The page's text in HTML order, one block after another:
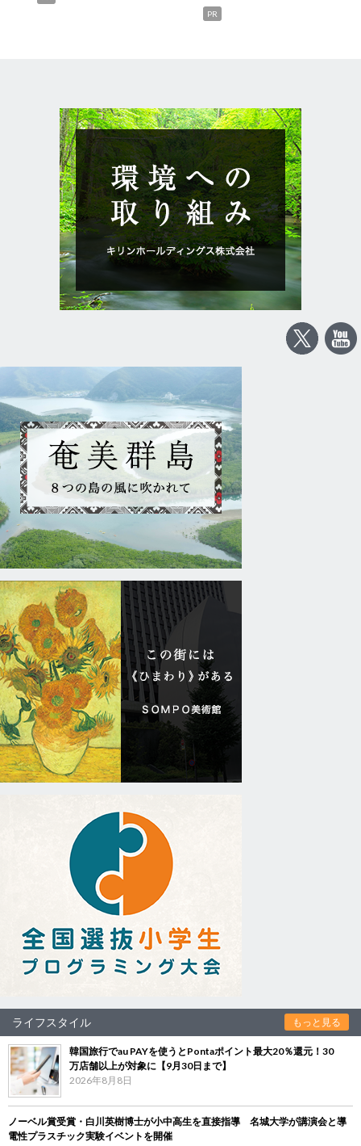
PR
ライフスタイル もっと見る
韓国旅行でau PAYを使うとPontaポイント最大20％還元！30
万店舗以上が対象に【9月30日まで】
2026年8月8日
ノーベル賞受賞・白川英樹博士が小中高生を直接指導 名城大学が講演会と導
電性プラスチック実験イベントを開催